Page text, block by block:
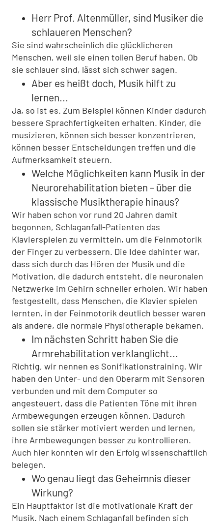
Herr Prof. Altenmüller, sind Musiker die
schlaueren Menschen?
Sie sind wahrscheinlich die glücklicheren
Menschen, weil sie einen tollen Beruf haben. Ob
sie schlauer sind, lässt sich schwer sagen.
Aber es heißt doch, Musik hilft zu
lernen...
Ja, so ist es. Zum Beispiel können Kinder dadurch
bessere Sprachfertigkeiten erhalten. Kinder, die
musizieren, können sich besser konzentrieren,
können besser Entscheidungen treffen und die
Aufmerksamkeit steuern.
Welche Möglichkeiten kann Musik in der
Neurorehabilitation bieten – über die
klassische Musiktherapie hinaus?
Wir haben schon vor rund 20 Jahren damit
begonnen, Schlaganfall-Patienten das
Klavierspielen zu vermitteln, um die Feinmotorik
der Finger zu verbessern. Die Idee dahinter war,
dass sich durch das Hören der Musik und die
Motivation, die dadurch entsteht, die neuronalen
Netzwerke im Gehirn schneller erholen. Wir haben
festgestellt, dass Menschen, die Klavier spielen
lernten, in der Feinmotorik deutlich besser waren
als andere, die normale Physiotherapie bekamen.
Im nächsten Schritt haben Sie die
Armrehabilitation verklanglicht...
Richtig, wir nennen es Sonifikationstraining. Wir
haben den Unter- und den Oberarm mit Sensoren
verbunden und mit dem Computer so
angesteuert, dass die Patienten Töne mit ihren
Armbewegungen erzeugen können. Dadurch
sollen sie stärker motiviert werden und lernen,
ihre Armbewegungen besser zu kontrollieren.
Auch hier konnten wir den Erfolg wissenschaftlich
belegen.
Wo genau liegt das Geheimnis dieser
Wirkung?
Ein Hauptfaktor ist die motivationale Kraft der
Musik. Nach einem Schlaganfall befinden sich